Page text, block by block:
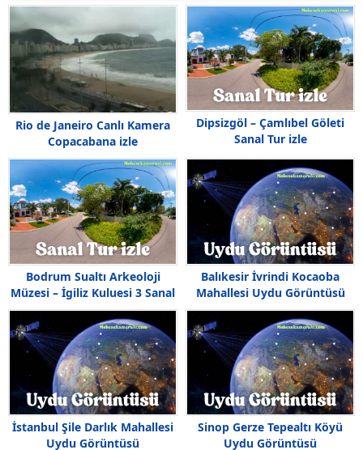
Rio de Janeiro Canlı Kamera
Copacabana izle
Dipsizgöl – Çamlıbel Göleti
Sanal Tur izle
Bodrum Sualtı Arkeoloji
Müzesi – İgiliz Kuluesi 3 Sanal
Tur 360 İzle
Balıkesir İvrindi Kocaoba
Mahallesi Uydu Görüntüsü
İstanbul Şile Darlık Mahallesi
Uydu Görüntüsü
Sinop Gerze Tepealtı Köyü
Uydu Görüntüsü